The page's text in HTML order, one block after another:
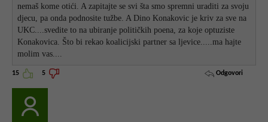
nemaš kome otići. A zapitajte se svi šta smo spremni uraditi za svoju
djecu, pa onda podnosite tužbe. A Dino Konakovic je kriv za sve na
UKC....svedite to na ubiranje političkih poena, za koje optuziste
Konakovica. Što bi rekao koalicijski partner sa ljevice.....ma hajte
molim vas....
15 5 Odgovori